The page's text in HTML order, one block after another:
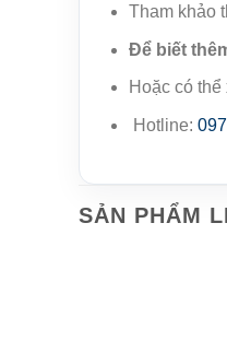
Tham khảo
Để biết
Hoặc có thể
Hotline:
SẢN PHẨM